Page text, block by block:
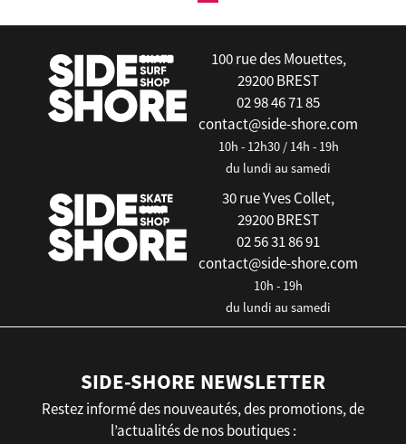
100 rue des Mouettes,
29200 BREST
02 98 46 71 85
contact@side-shore.com
10h - 12h30 / 14h - 19h
du lundi au samedi
30 rue Yves Collet,
29200 BREST
02 56 31 86 91
contact@side-shore.com
10h - 19h
du lundi au samedi
SIDE-SHORE NEWSLETTER
Restez informé des nouveautés, des promotions, de
l’actualités de nos boutiques :